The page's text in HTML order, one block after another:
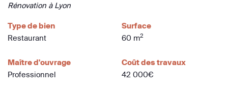
Rénovation à Lyon
Type de bien
Restaurant
Surface
60 m2
Maître d'ouvrage
Professionnel
Coût des travaux
42 000€